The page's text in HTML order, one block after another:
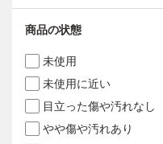
商品の状態
未使用
未使用に近い
目立った傷や汚れなし
やや傷や汚れあり